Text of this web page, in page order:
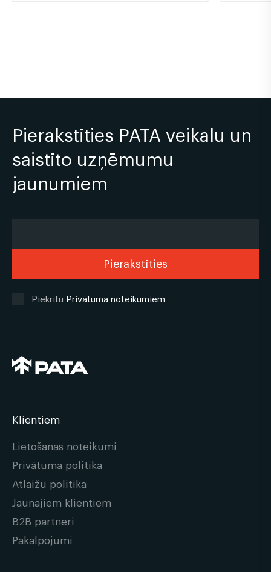
Pierakstīties PATA veikalu un
saistīto uzņēmumu
jaunumiem
Piekrītu Privātuma noteikumiem
Klientiem
Lietošanas noteikumi
Privātuma politika
Atlaižu politika
Jaunajiem klientiem
B2B partneri
Pakalpojumi